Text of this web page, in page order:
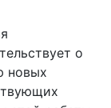
о
новых